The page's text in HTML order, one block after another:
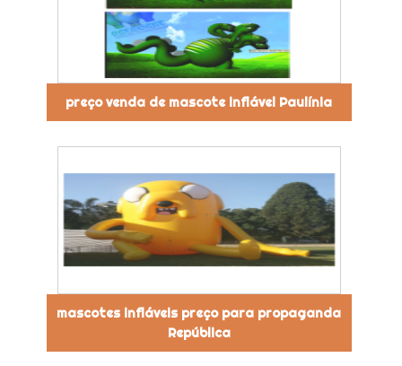
preço venda de mascote inflável Paulínia
mascotes infláveis preço para propaganda
República